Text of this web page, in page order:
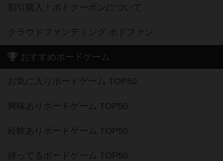
割引購入！ボドクーポンについて
クラウドファンディング ボドファン
おすすめボードゲーム
お気に入りボードゲーム TOP50
興味ありボードゲーム TOP50
経験ありボードゲーム TOP50
持ってるボードゲーム TOP50